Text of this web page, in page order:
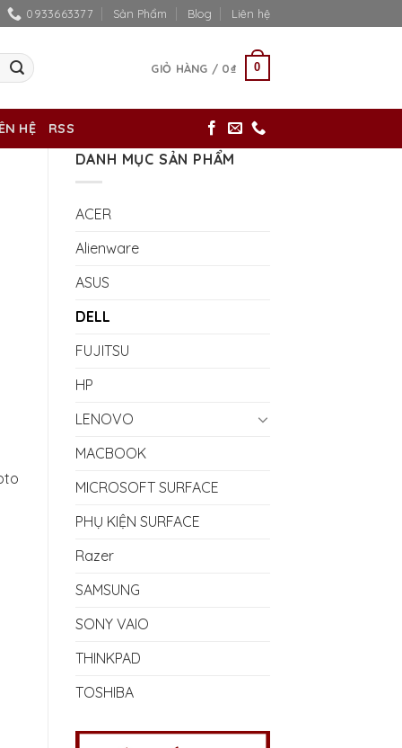
0933663377 Sản Phẩm Blog Liên hệ
GIỎ HÀNG / 0₫ 0
HỆ RSS
DANH MỤC SẢN PHẨM
ACER
Alienware
ASUS
DELL
FUJITSU
HP
LENOVO
MACBOOK
MICROSOFT SURFACE
PHỤ KIỆN SURFACE
Razer
SAMSUNG
SONY VAIO
THINKPAD
TOSHIBA